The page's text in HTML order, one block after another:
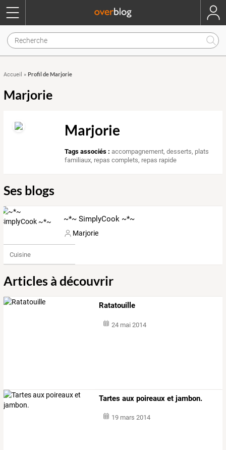
Accueil » Profil de Marjorie
Marjorie
Marjorie
Tags associés : accompagnement,desserts, plats
familiaux, repas complets, repas rapide
Ses blogs
~*~ SimplyCook ~*~
Marjorie
Cuisine
Articles à découvrir
Ratatouille
24 mai 2014
Tartes aux poireaux et jambon.
19 mars 2014